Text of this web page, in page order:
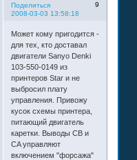
Поделиться
9
2008-03-03 13:58:18
Может кому пригодится -
для тех, кто доставал
двигатели Sanyo Denki
103-550-0149 из
принтеров Star и не
выбросил плату
управления. Привожу
кусок схемы принтера,
питающий двигатель
каретки. Выводы CB и
CA управляют
включением "форсажа"